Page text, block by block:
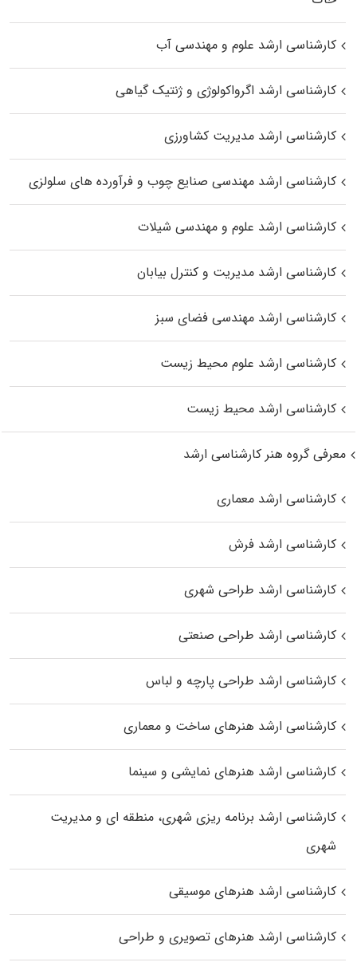
کارشناسی ارشد علوم و مهندسی آب
کارشناسی ارشد اگرواکولوژی و ژنتیک گیاهی
کارشناسی ارشد مدیریت کشاورزی
کارشناسی ارشد مهندسی صنایع چوب و فرآورده‌ های سلولزی
کارشناسی ارشد علوم و مهندسی شیلات
کارشناسی ارشد مدیریت و کنترل بیابان
کارشناسی ارشد مهندسی فضای سبز
کارشناسی ارشد علوم محیط‌ زیست
کارشناسی ارشد محیط زیست
معرفی گروه هنر کارشناسی ارشد
کارشناسی ارشد معماری
کارشناسی ارشد فرش
کارشناسی ارشد طراحی شهری
کارشناسی ارشد طراحی صنعتی
کارشناسی ارشد طراحی پارچه و لباس
کارشناسی ارشد هنرهای ساخت و معماری
کارشناسی ارشد هنرهای نمایشی و سینما
کارشناسی ارشد برنامه ریزی شهری، منطقه‌ ای و مدیریت
شهری
کارشناسی ارشد هنرهای موسیقی
کارشناسی ارشد هنرهای تصویری و طراحی